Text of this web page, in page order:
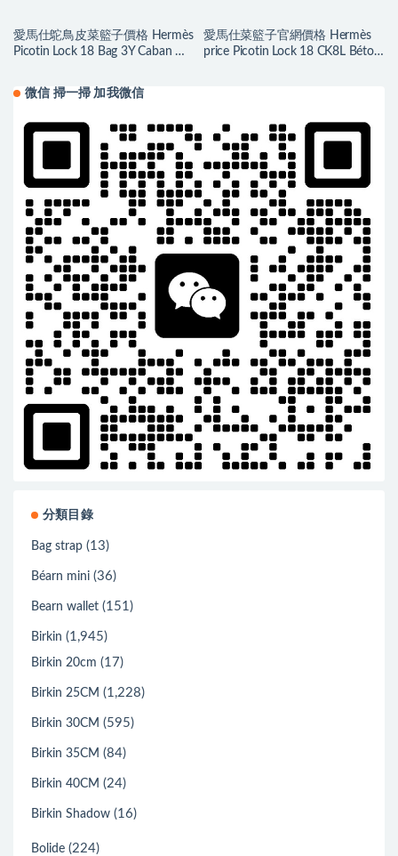
愛馬仕鴕鳥皮菜籃子價格 Hermès
Picotin Lock 18 Bag 3Y Caban 水
愛馬仕菜籃子官網價格 Hermès
price Picotin Lock 18 CK8L Béton
微信 掃一掃 加我微信
分類目錄
Bag strap (13)
Béarn mini (36)
Bearn wallet (151)
Birkin (1,945)
Birkin 20cm (17)
Birkin 25CM (1,228)
Birkin 30CM (595)
Birkin 35CM (84)
Birkin 40CM (24)
Birkin Shadow (16)
Bolide (224)